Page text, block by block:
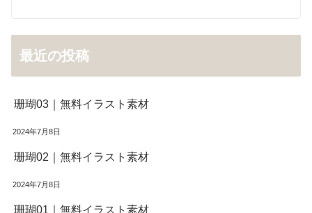
最近の投稿
珊瑚03｜無料イラスト素材
2024年7月8日
珊瑚02｜無料イラスト素材
2024年7月8日
珊瑚01｜無料イラスト素材